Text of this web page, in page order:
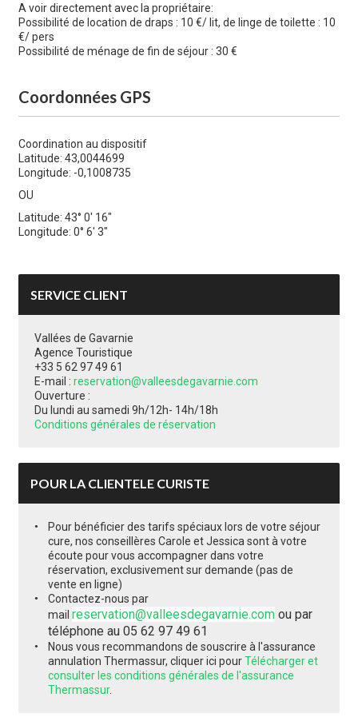
A voir directement avec la propriétaire:
Possibilité de location de draps : 10 €/ lit, de linge de toilette : 10
€/ pers
Possibilité de ménage de fin de séjour : 30 €
Coordonnées GPS
Coordination au dispositif
Latitude: 43,0044699
Longitude: -0,1008735
OU
Latitude: 43° 0' 16"
Longitude: 0° 6' 3"
SERVICE CLIENT
Vallées de Gavarnie
Agence Touristique
+33 5 62 97 49 61
E-mail : reservation@valleesdegavarnie.com
Ouverture :
Du lundi au samedi 9h/12h- 14h/18h
Conditions générales de réservation
POUR LA CLIENTELE CURISTE
Pour bénéficier des tarifs spéciaux lors de votre séjour
cure, nos conseillères Carole et Jessica sont à votre
écoute pour vous accompagner dans votre
réservation, exclusivement sur demande (pas de
vente en ligne)
Contactez-nous par
mail reservation@valleesdegavarnie.comou par
téléphone au 05 62 97 49 61
Nous vous recommandons de souscrire à l'assurance
annulation Thermassur, cliquer ici pourTélécharger et
consulter les conditions générales de l'assurance
Thermassur.